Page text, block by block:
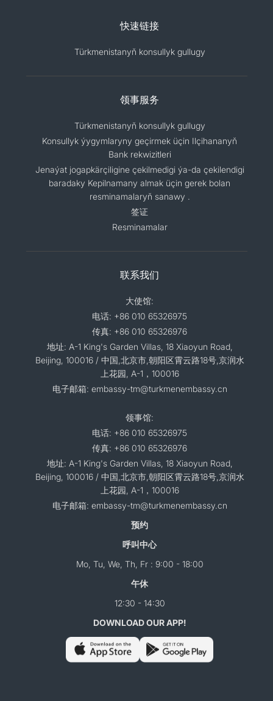
快速链接
Türkmenistanyň konsullyk gullugy
领事服务
Türkmenistanyň konsullyk gullugy
Konsullyk ýygymlaryny geçirmek üçin Ilçihananyň
Bank rekwizitleri
Jenaýat jogapkärçiligine çekilmedigi ýa-da çekilendigi
baradaky Kepilnamany almak üçin gerek bolan
resminamalaryň sanawy .
签证
Resminamalar
联系我们
大使馆:
电话: +86 010 65326975
传真: +86 010 65326976
地址: A-1 King's Garden Villas, 18 Xiaoyun Road,
Beijing, 100016 / 中国,北京市,朝阳区霄云路18号,京润水
上花园, A-1，100016
电子邮箱: embassy-tm@turkmenembassy.cn
领事馆:
电话: +86 010 65326975
传真: +86 010 65326976
地址: A-1 King's Garden Villas, 18 Xiaoyun Road,
Beijing, 100016 / 中国,北京市,朝阳区霄云路18号,京润水
上花园, A-1，100016
电子邮箱: embassy-tm@turkmenembassy.cn
预约
呼叫中心
Mo, Tu, We, Th, Fr : 9:00 - 18:00
午休
12:30 - 14:30
DOWNLOAD OUR APP!